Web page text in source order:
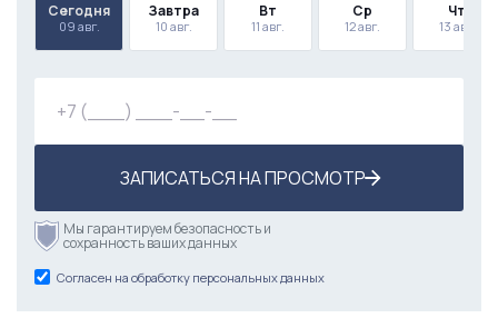
Сегодня
09 авг.
Завтра
10 авг.
Вт
11 авг.
Ср
12 авг.
Чт
13 авг.
ЗАПИСАТЬСЯ НА ПРОСМОТР
Мы гарантируем безопасность и
сохранность ваших данных
Согласен на обработку персональных данных